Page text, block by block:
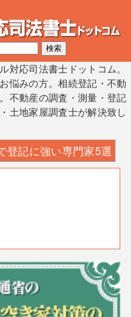
対応司法書士ドットコム。
悩みの方。相続登記・不動
不動産の調査・測量・登記
土地家屋調査士が解決致し
登記に強い専門家5選